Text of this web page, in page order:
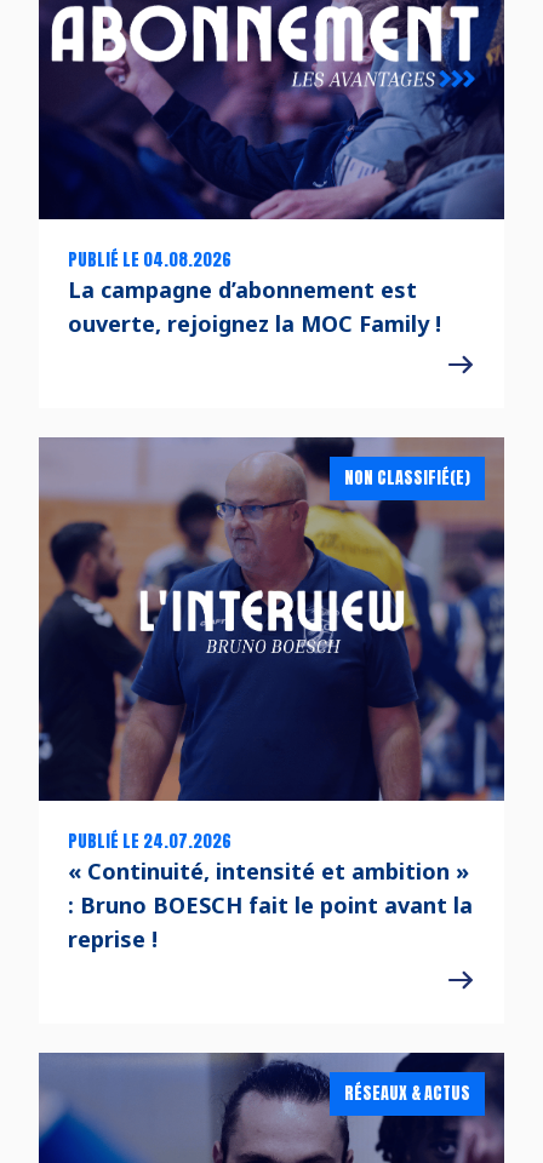
PUBLIÉ LE 04.08.2026
La campagne d’abonnement est
ouverte, rejoignez la MOC Family !
NON CLASSIFIÉ(E)
PUBLIÉ LE 24.07.2026
« Continuité, intensité et ambition »
: Bruno BOESCH fait le point avant la
reprise !
RÉSEAUX & ACTUS